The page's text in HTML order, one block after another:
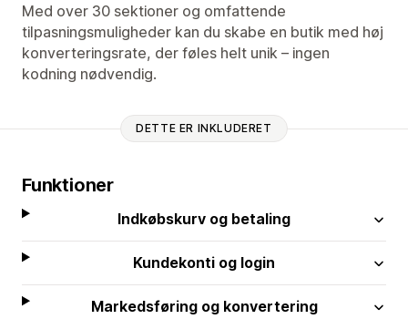
Med over 30 sektioner og omfattende
tilpasningsmuligheder kan du skabe en butik med høj
konverteringsrate, der føles helt unik – ingen
kodning nødvendig.
DETTE ER INKLUDERET
Funktioner
Indkøbskurv og betaling
Kundekonti og login
Markedsføring og konvertering